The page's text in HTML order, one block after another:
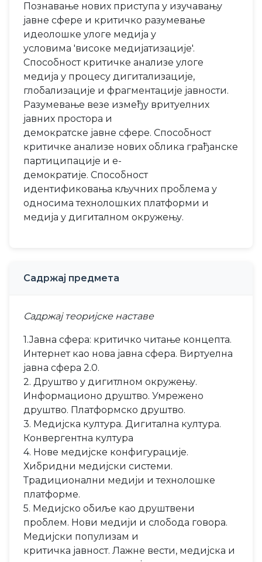
Познавање нових приступа у изучавању
јавне сфере и критичко разумевање
идеолошке улоге медија у
условима 'високе медијатизације'.
Способност критичке анализе улоге
медија у процесу дигитализације,
глобализације и фрагментације јавности.
Разумевање везе између вритуелних
јавних простора и
демократске јавне сфере. Способност
критичке анализе нових облика грађанске
партиципације и е-
демократије. Способност
идентификовања кључних проблема у
односима технолошких платформи и
медија у дигиталном окружењу.
Садржај предмета
Садржај теоријске наставе
1.Јавна сфера: критичко читање концепта.
Интернет као нова јавна сфера. Виртуелна
јавна сфера 2.0.
2. Друштво у дигитлном окружењу.
Информационо друштво. Умрежено
друштво. Платформско друштво.
3. Медијска култура. Дигитална култура.
Конвергентна култура
4. Нове медијске конфигурације.
Хибридни медијски системи.
Традиционални медији и технолошке
платформе.
5. Медијско обиље као друштвени
проблем. Нови медији и слобода говора.
Медијски популизам и
критичка јавност. Лажне вести, медијска и